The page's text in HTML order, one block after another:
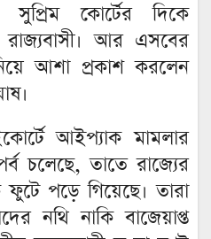
সুপ্রিম কোর্টের দিকে
রাজ্যবাসী। আর এসবের
আশা প্রকাশ করলেন
আইপ্যাক মামলার
চলেছে, তাতে রাজ্যের
পড়ে গিয়েছে। তারা
নথি নাকি বাজেয়াপ্ত